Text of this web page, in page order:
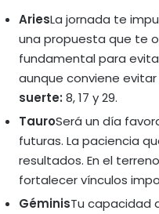
AriesLa jornada te
una propuesta que te
fundamental para
aunque conviene
suerte: 8, 17 y 29.
TauroSerá un día
futuras. La paciencia
resultados. En el
fortalecer vínculos
GéminisTu capacidad